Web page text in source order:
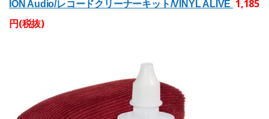
ION Audio/レコードクリーナーキット/VINYL ALIVE 1,185
円(税抜)